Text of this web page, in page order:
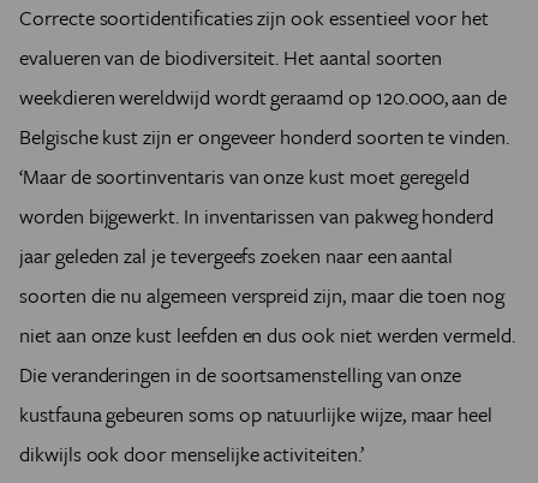
Correcte soortidentificaties zijn ook essentieel voor het
evalueren van de biodiversiteit. Het aantal soorten
weekdieren wereldwijd wordt geraamd op 120.000, aan de
Belgische kust zijn er ongeveer honderd soorten te vinden.
‘Maar de soortinventaris van onze kust moet geregeld
worden bijgewerkt. In inventarissen van pakweg honderd
jaar geleden zal je tevergeefs zoeken naar een aantal
soorten die nu algemeen verspreid zijn, maar die toen nog
niet aan onze kust leefden en dus ook niet werden vermeld.
Die veranderingen in de soortsamenstelling van onze
kustfauna gebeuren soms op natuurlijke wijze, maar heel
dikwijls ook door menselijke activiteiten.’